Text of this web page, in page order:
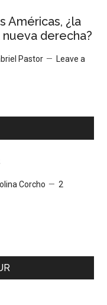
Américas, ¿la
derecha?
Pastor
Leave a
Corcho
2